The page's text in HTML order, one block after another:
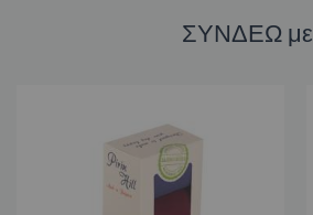
ΣΥΝΔΕΩ με